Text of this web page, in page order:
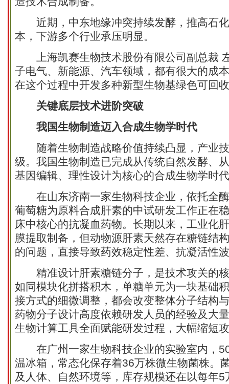
近期，中东地缘冲突持续发酵，推高石化
本，下游多个行业承压明显。
上海凯赛生物技术股份有限公司副总裁
子电气、新能源、汽车领域，都有很大的成
在这个过程中开发多种新型生物基绿色可回
关键底层技术进阶突破
我国生物制造迈入合成生物学时代
随着生物制造战略价值持续凸显，产业技
级。我国生物制造已完成从传统自然发酵、
基因编辑、理性设计为核心的合成生物学时
在山东济南一家生物科技企业，依托全酶
葡萄糖为原料合成肝素的中试研发工作正在
床中核心的抗凝血药物。长期以来，工业化
膜提取制备，但动物源肝素天然存在糖链结
的问题，直接导致药效稳定性差、抗凝活性
精准设计肝素糖链分子，是技术攻关的核
如同模块化拼搭积木，单糖单元为一块基础
接方式的细微调整，都会改变整体分子结构
药物分子设计高度依赖研发人员的经验及大
生物计算工具全面赋能研发过程，大幅缩短
在广州一家生物科技企业的实验室内，
温冰箱，常态化保存着36万株微生物菌株。
及人体、自然环境等，库存规模还在以每年5